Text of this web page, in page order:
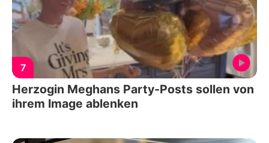
7
Herzogin Meghans Party-Posts sollen von
ihrem Image ablenken